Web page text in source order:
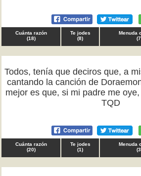
Cuánta razón
(18)
Te jodes
(8)
Menuda
(7
Todos, tenía que deciros que, a
cantando la canción de
mejor es que, si mi padre me
TQD
Cuánta razón
(20)
Te jodes
(1)
Menuda
(3